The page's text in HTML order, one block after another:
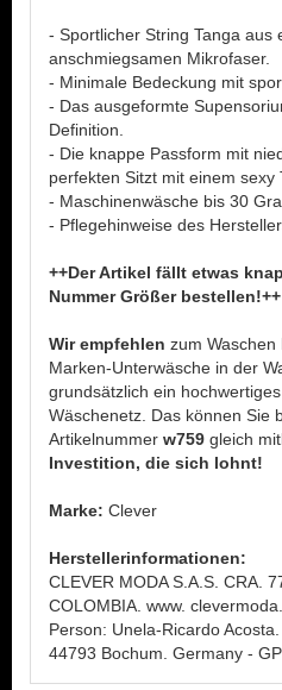
- Sportlicher String Tanga aus
anschmiegsamen Mikrofaser.
- Minimale Bedeckung mit
- Das ausgeformte
Definition.
- Die knappe Passform mit
perfekten Sitzt mit einem sexy
- Maschinenwäsche bis 30
- Pflegehinweise des
++Der Artikel fällt etwas
Nummer Größer bestellen!++
Wir empfehlen zum
Marken-Unterwäsche in der
grundsätzlich ein
Wäschenetz. Das können Sie
Artikelnummer w759 gleich
Investition, die sich lohnt!
Marke: Clever
Herstellerinformationen:
CLEVER MODA S.A.S. CRA.
COLOMBIA. www.
Person: Unela-Ricardo
44793 Bochum. Germany -